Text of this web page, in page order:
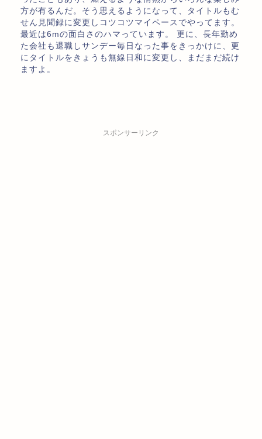
方が有るんだ。そう思えるようになって、タイトルもむ
せん見聞録に変更しコツコツマイペースでやってます。
最近は6mの面白さのハマっています。 更に、長年勤め
た会社も退職しサンデー毎日なった事をきっかけに、更
にタイトルをきょうも無線日和に変更し、まだまだ続け
ますよ。
スポンサーリンク